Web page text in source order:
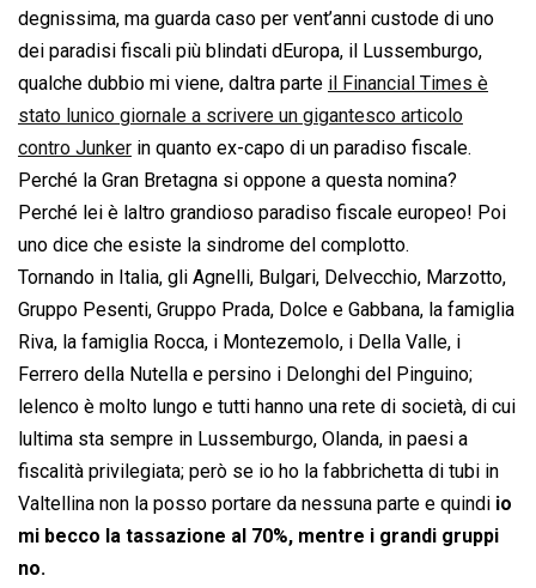
degnissima, ma guarda caso per vent’anni custode di uno
dei paradisi fiscali più blindati dEuropa, il Lussemburgo,
qualche dubbio mi viene, daltra parte il Financial Times è
stato lunico giornale a scrivere un gigantesco articolo
contro Junker in quanto ex-capo di un paradiso fiscale.
Perché la Gran Bretagna si oppone a questa nomina?
Perché lei è laltro grandioso paradiso fiscale europeo! Poi
uno dice che esiste la sindrome del complotto.
Tornando in Italia, gli Agnelli, Bulgari, Delvecchio, Marzotto,
Gruppo Pesenti, Gruppo Prada, Dolce e Gabbana, la famiglia
Riva, la famiglia Rocca, i Montezemolo, i Della Valle, i
Ferrero della Nutella e persino i Delonghi del Pinguino;
lelenco è molto lungo e tutti hanno una rete di società, di cui
lultima sta sempre in Lussemburgo, Olanda, in paesi a
fiscalità privilegiata; però se io ho la fabbrichetta di tubi in
Valtellina non la posso portare da nessuna parte e quindi io
mi becco la tassazione al 70%, mentre i grandi gruppi
no.